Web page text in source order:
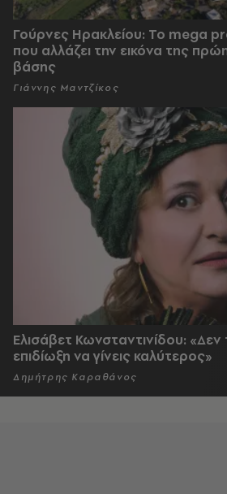
Γούρνες Ηρακλείου: To mega
που αλλάζει την εικόνα της
βάσης
Γιάννης Μαντζίκος
Ελισάβετ Κωνσταντινίδου: «Δεν
επιδίωξη να γίνεις καλύτερος»
Δημήτρης Καραθάνος